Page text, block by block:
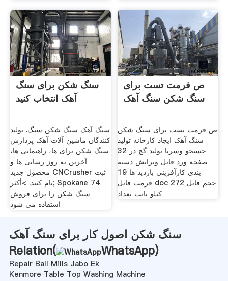
سنگ شکن برای سنگ
آهک انتخاب کنید
سنگ آهک سنگ شکن سنگ. تولید
کنندگان ماشین آلات آهک پردازش
سنگ شکن برای ها، راهنمایی ها،
آخرین به روز رسانی ها و
محصول جدید CNCrusher ثبت
نام کنید. >أكثر; Spokane 74
سنگ شکن را برای فروش
استفاده می شود
ص فرمت تست برای
سنگ شکن سنگ آهک
ص فرمت تست برای سنگ شکن
سنگ آهک ایجاد کارخانه تولید
جستجو وسریا توليد گچ در 32
صفحه ورد قابل ویرایش دسته
بندی کارآفرینی بازدید ها 19
فرمت فایل doc حجم فایل 272
کیلو بایت تعداد
سنگ شکن اصول کار برای سنگ آهک
Relation(
WhatsApp)
Repair Ball Mills Jabo Ek
Kenmore Table Top Washing Machine